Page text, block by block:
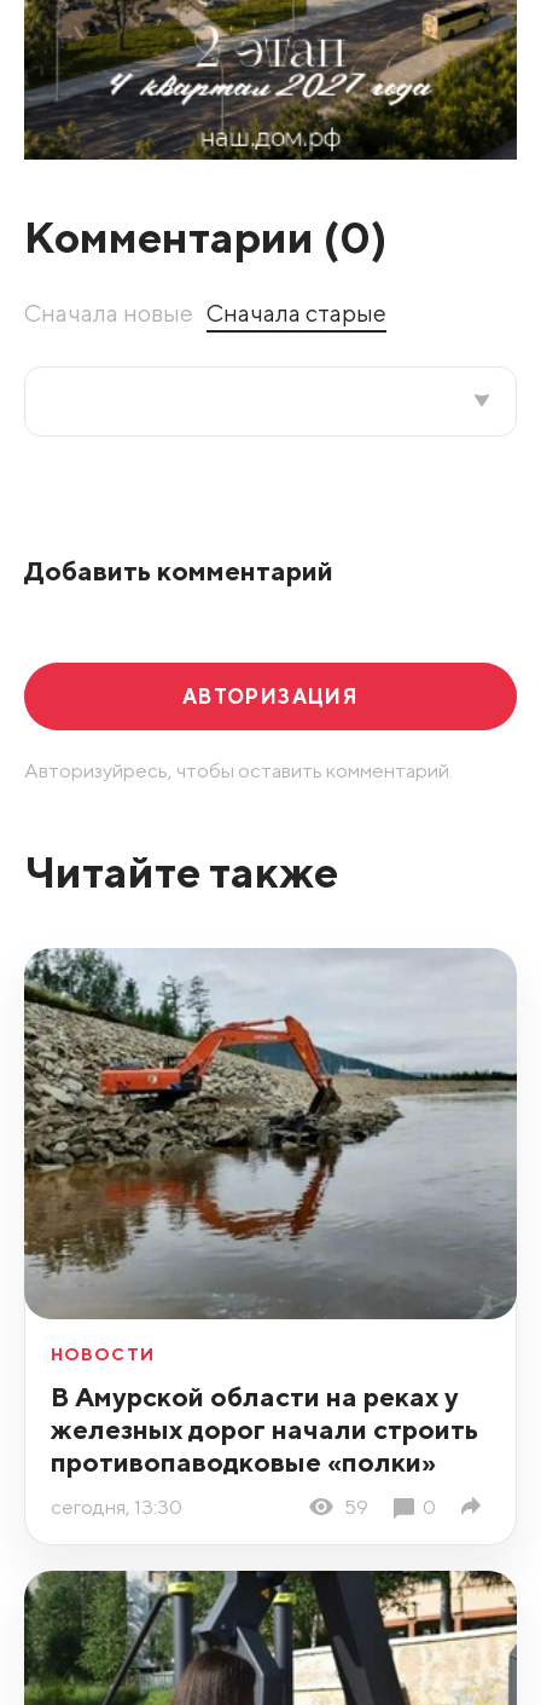
Комментарии (0)
Сначала новые Сначала старые
Добавить комментарий
АВТОРИЗАЦИЯ
Авторизуйресь, чтобы оставить комментарий.
Читайте также
НОВОСТИ
В Амурской области на реках у
железных дорог начали строить
противопаводковые «полки»
сегодня, 13:30 59 0